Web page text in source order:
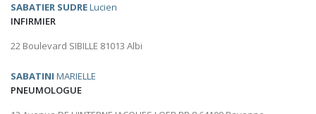
SABATIER SUDRELucien
INFIRMIER
22 Boulevard SIBILLE 81013 Albi
SABATINI MARIELLE
PNEUMOLOGUE